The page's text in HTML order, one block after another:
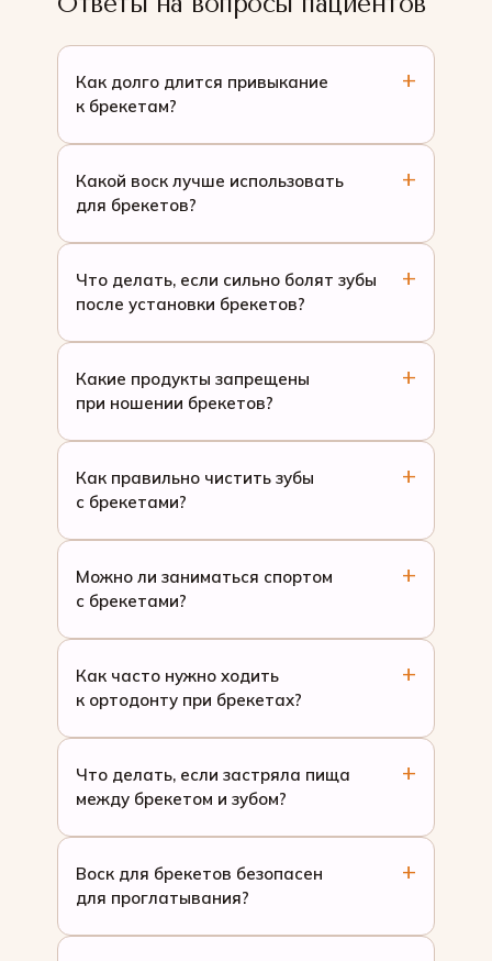
Как долго длится привыкание
к брекетам?
Какой воск лучше использовать
для брекетов?
Что делать, если сильно болят зубы
после установки брекетов?
Какие продукты запрещены
при ношении брекетов?
Как правильно чистить зубы
с брекетами?
Можно ли заниматься спортом
с брекетами?
Как часто нужно ходить
к ортодонту при брекетах?
Что делать, если застряла пища
между брекетом и зубом?
Воск для брекетов безопасен
для проглатывания?